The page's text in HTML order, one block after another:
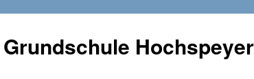
Hochspeyer